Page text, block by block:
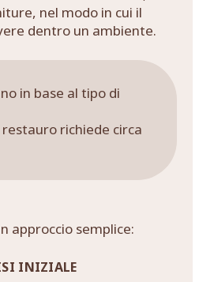
nel modo in cui il
dentro un ambiente.
in base al tipo di
richiede circa
approccio semplice:
INIZIALE